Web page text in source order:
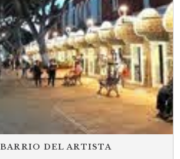
DEL ARTISTA